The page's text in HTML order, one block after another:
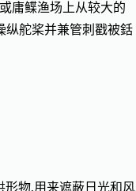
庸鲽渔场上从较大的
纵舵桨并兼管刺戳被銛
形物,用来遮蔽日光和风